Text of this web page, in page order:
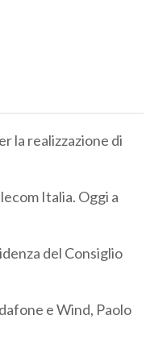
la realizzazione di
Italia. Oggi a
del Consiglio
e Wind, Paolo